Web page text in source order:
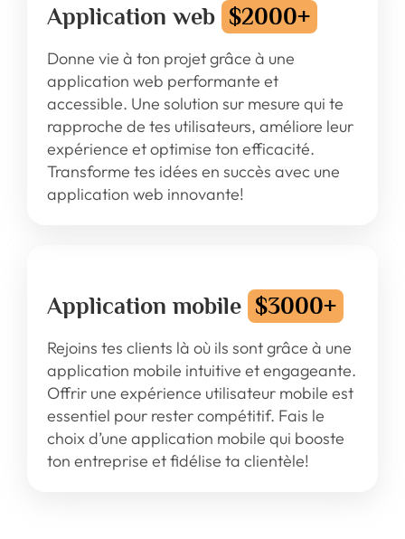
Application web $2000+
Donne vie à ton projet grâce à une
application web performante et
accessible. Une solution sur mesure qui te
rapproche de tes utilisateurs, améliore leur
expérience et optimise ton efficacité.
Transforme tes idées en succès avec une
application web innovante!
Application mobile $3000+
Rejoins tes clients là où ils sont grâce à une
application mobile intuitive et engageante.
Offrir une expérience utilisateur mobile est
essentiel pour rester compétitif. Fais le
choix d’une application mobile qui booste
ton entreprise et fidélise ta clientèle!